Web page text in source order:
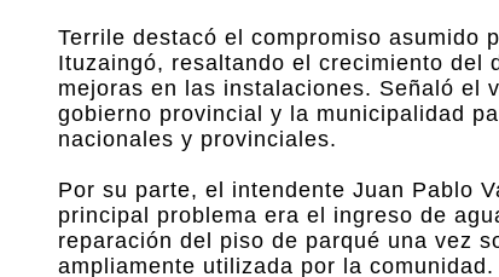
Terrile destacó el compromiso asumido
Ituzaingó, resaltando el crecimiento del
mejoras en las instalaciones. Señaló el
gobierno provincial y la municipalidad
nacionales y provinciales.
Por su parte, el intendente Juan Pablo
principal problema era el ingreso de
reparación del piso de parqué una vez
ampliamente utilizada por la